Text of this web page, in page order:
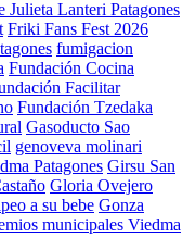
Julieta Lanteri Patagones
Friki Fans Fest 2026
fumigacion
Fundación Cocina
Facilitar
Fundación Tzedaka
Gasoducto Sao
genoveva molinari
Patagones Girsu San
Gloria Ovejero
a su bebe Gonza
municipales Viedma